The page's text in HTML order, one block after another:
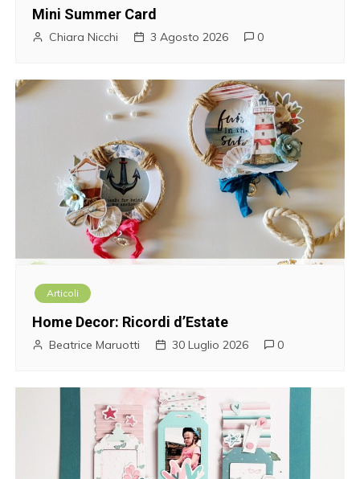
Mini Summer Card
Chiara Nicchi 3 Agosto 2026 0
Articoli
Home Decor: Ricordi d’Estate
Beatrice Maruotti 30 Luglio 2026 0